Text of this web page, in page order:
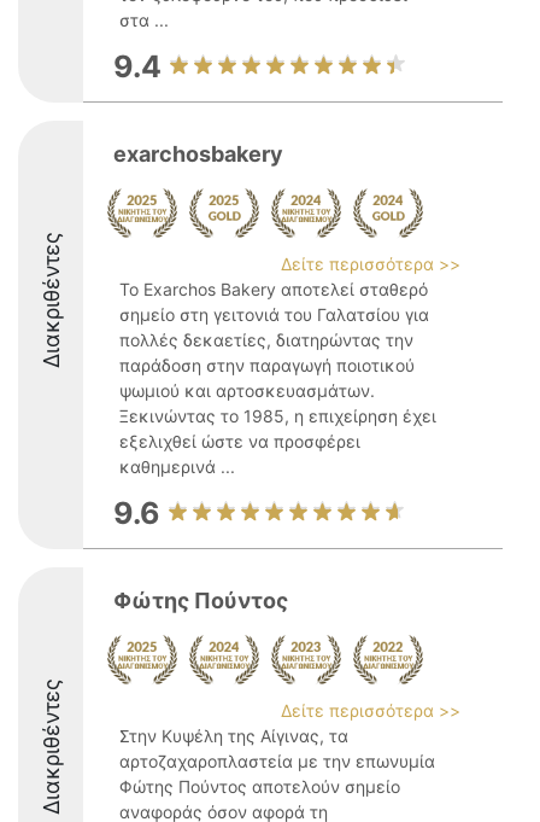
στα ...
9.4
Διακριθέντες
exarchosbakery
Δείτε περισσότερα >>
Το Exarchos Bakery αποτελεί σταθερό
σημείο στη γειτονιά του Γαλατσίου για
πολλές δεκαετίες, διατηρώντας την
παράδοση στην παραγωγή ποιοτικού
ψωμιού και αρτοσκευασμάτων.
Ξεκινώντας το 1985, η επιχείρηση έχει
εξελιχθεί ώστε να προσφέρει
καθημερινά ...
9.6
Διακριθέντες
Φώτης Πούντος
Δείτε περισσότερα >>
Στην Κυψέλη της Αίγινας, τα
αρτοζαχαροπλαστεία με την επωνυμία
Φώτης Πούντος αποτελούν σημείο
αναφοράς όσον αφορά τη